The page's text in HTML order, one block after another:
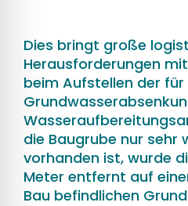
Dies bringt große
Herausforderungen
beim Aufstellen der für
die Baugrube nur sehr
vorhanden ist, wurde
Meter entfernt auf
Bau befindlichen